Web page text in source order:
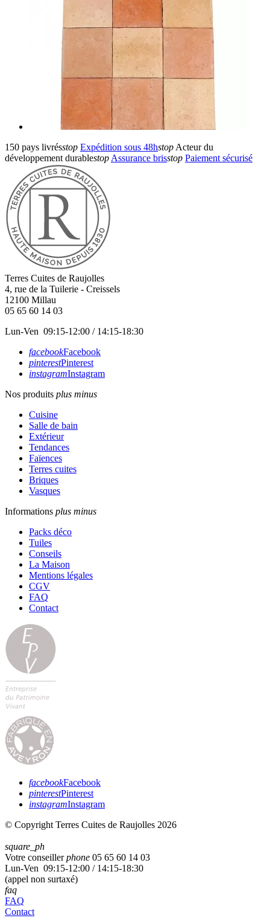
150 pays livrésstop Expédition sous 48hstop Acteur du
développement durablestop Assurance brisstop Paiement sécurisé
Terres Cuites de Raujolles
4, rue de la Tuilerie - Creissels
12100 Millau
05 65 60 14 03
Lun-Ven 09:15-12:00 / 14:15-18:30
facebookFacebook
pinterestPinterest
instagramInstagram
Nos produits plus minus
Cuisine
Salle de bain
Extérieur
Tendances
Faïences
Terres cuites
Briques
Vasques
Informations plus minus
Packs déco
Tuiles
Conseils
La Maison
Mentions légales
CGV
FAQ
Contact
facebookFacebook
pinterestPinterest
instagramInstagram
© Copyright Terres Cuites de Raujolles 2026
square_ph
Votre conseillerphone 05 65 60 14 03
Lun-Ven 09:15-12:00 / 14:15-18:30
(appel non surtaxé)
faq
FAQ
Contact